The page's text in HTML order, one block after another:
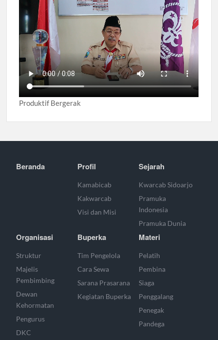
Produktif Bergerak
Beranda Profil
Kamabicab
Kakwarcab
Visi dan Misi
Sejarah
Kwarcab Sidoarjo
Pramuka
Indonesia
Pramuka Dunia
Organisasi
Struktur
Majelis
Pembimbing
Dewan
Kehormatan
Pengurus
DKC
Buperka
Tim Pengelola
Cara Sewa
Sarana Prasarana
Kegiatan Buperka
Materi
Pelatih
Pembina
Siaga
Penggalang
Penegak
Pandega